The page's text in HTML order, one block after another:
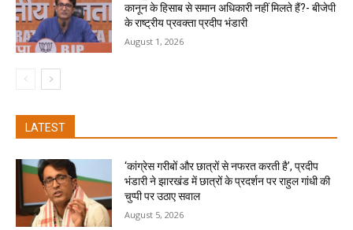
कानून के हिसाब से समान अधिकारी नहीं मिलते हैं?- बीजेपी
के राष्ट्रीय प्रवक्ता प्रदीप भंडारी
August 1, 2026
LATEST
‘कांग्रेस गरीबों और छात्रों से नफरत करती है’, प्रदीप
भंडारी ने झारखंड में छात्रों के प्रदर्शन पर राहुल गांधी की
चुप्पी पर उठाए सवाल
August 5, 2026